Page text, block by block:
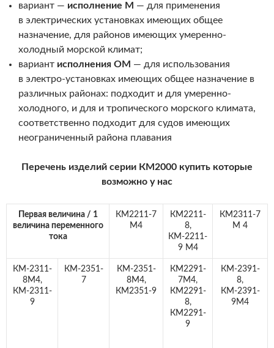
вариант — исполнение М — для применения
в электрических установках имеющих общее
назначение, для районов имеющих умеренно-
холодный морской климат;
вариант исполнения ОМ — для использования
в электро-установках имеющих общее назначение в
различных районах: подходит и для умеренно-
холодного, и для и тропического морского кли­мата,
соответственно подходит для судов имеющих
неограниченный района плавания
Перечень изделий серии КМ2000 купить которые
возможно у нас
Первая величина / 1
величина переменного
тока
КМ2211-7
М4
КМ2211-
8,
КМ-2211-
9 М4
КМ2311-7
М 4
КМ-2311-
8М4,
КМ-2311-
9
КМ-2351-
7
КМ-2351-
8М4,
КМ2351-9
КМ2291-
7М4,
КМ2291-
8,
КМ2291-
9
КМ-2391-
8,
КМ-2391-
9М4